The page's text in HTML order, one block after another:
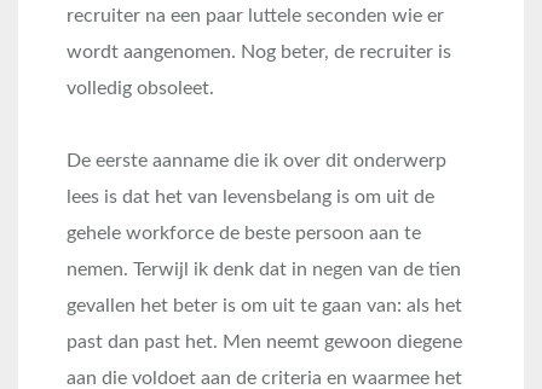
recruiter na een paar luttele seconden wie er
wordt aangenomen. Nog beter, de recruiter is
volledig obsoleet.
De eerste aanname die ik over dit onderwerp
lees is dat het van levensbelang is om uit de
gehele workforce de beste persoon aan te
nemen. Terwijl ik denk dat in negen van de tien
gevallen het beter is om uit te gaan van: als het
past dan past het. Men neemt gewoon diegene
aan die voldoet aan de criteria en waarmee het